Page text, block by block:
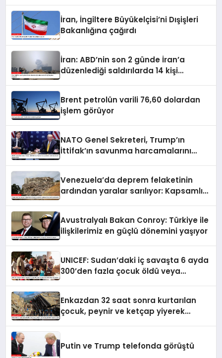
İran, İngiltere Büyükelçisi’ni Dışişleri
Bakanlığına çağırdı
İran: ABD’nin son 2 günde İran’a
düzenlediği saldırılarda 14 kişi
Brent petrolün varili 76,60 dolardan
işlem görüyor
NATO Genel Sekreteri, Trump’ın
İttifak’ın savunma harcamalarını
Venezuela’da deprem felaketinin
ardından yaralar sarılıyor: Kapsamlı
Avustralyalı Bakan Conroy: Türkiye ile
ilişkilerimiz en güçlü dönemini yaşıyor
UNICEF: Sudan’daki iç savaşta 6 ayda
300’den fazla çocuk öldü veya
Enkazdan 32 saat sonra kurtarılan
çocuk, peynir ve ketçap yiyerek
Putin ve Trump telefonda görüştü